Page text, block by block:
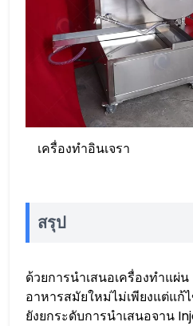
เครื่องทำอินเจรา
สรุป
ด้วยการนำเสนอเครื่องทำแผ่
อาหารสมัยใหม่ไม่เพียงแต่แ
ยังยกระดับการนำเสนอจาน